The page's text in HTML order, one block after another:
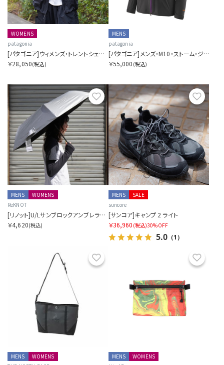
WOMENS
patagonia
[パタゴニア]ウィメンズ・トレントシェル・3L・レイン・ジャケット
￥28,050(税込)
MENS
patagonia
[パタゴニア]メンズ・M10・ストーム・ジャケット
￥55,000 (税込)
お気に入り
MENS
WOMENS
ReKNOT
[リノット]U/Lサンブロックアンブレラエアー
￥4,620(税込)
お気
SALE
MENS
suncore
[サンコア]キャンプ 2 ライト
￥36,960 (税込)30%OFF
5.0（1）
お気に入り
MENS
WOMENS
MENS
WOMENS